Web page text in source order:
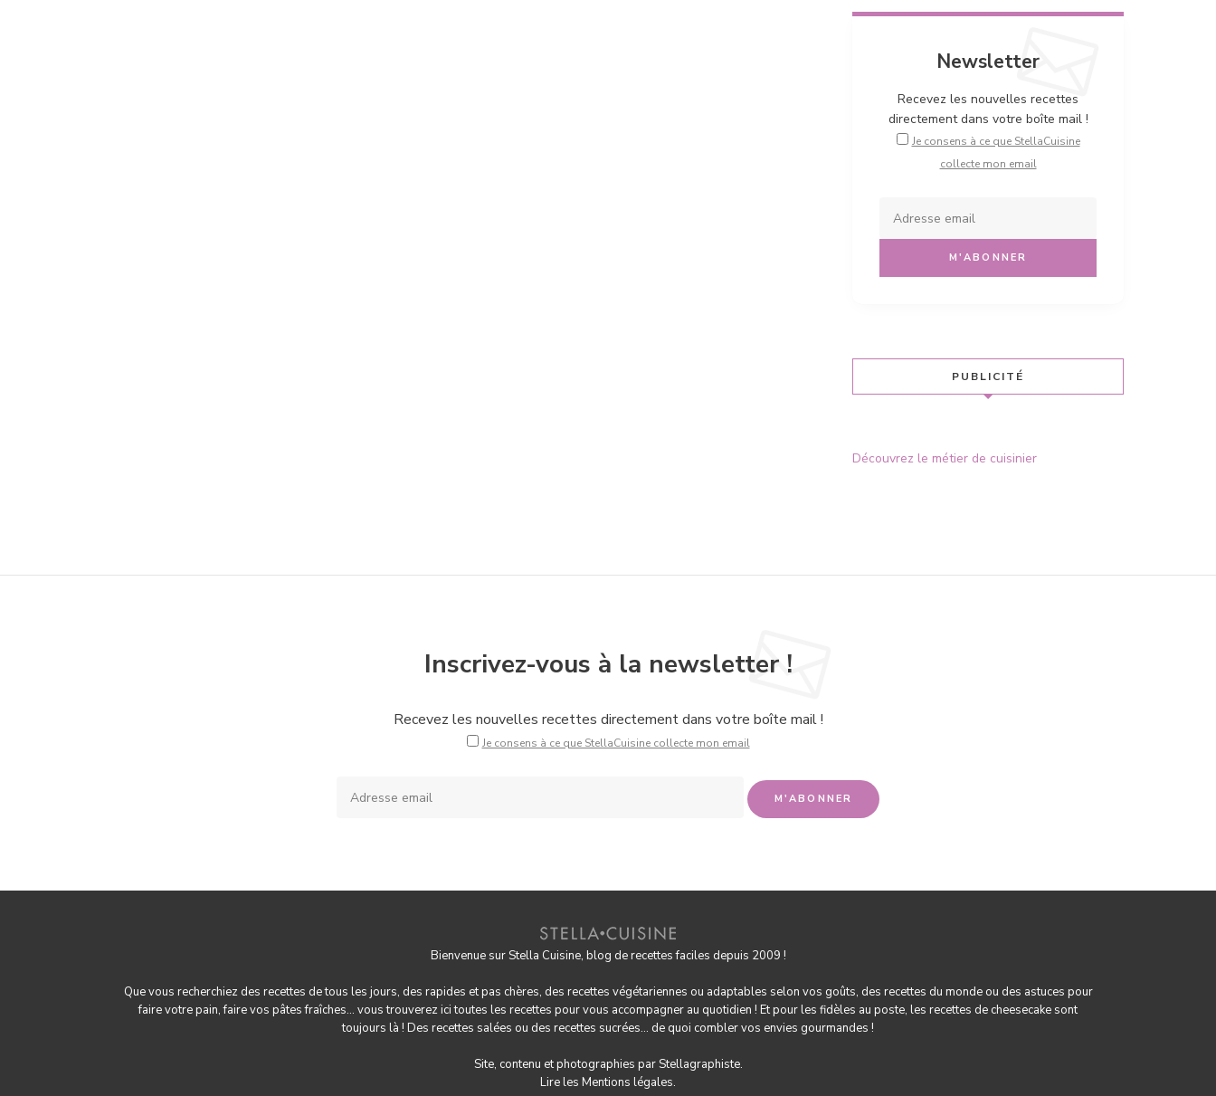
Newsletter
Recevez les nouvelles recettes
directement dans votre boîte mail !
Je consens à ce que StellaCuisine
collecte mon email
PUBLICITÉ
Découvrez le métier de cuisinier
Inscrivez-vous à la newsletter !
Recevez les nouvelles recettes directement dans votre boîte mail !
Je consens à ce que StellaCuisine collecte mon email
Bienvenue sur Stella Cuisine, blog de recettes faciles depuis 2009 !
Que vous recherchiez des recettes de tous les jours, des rapides et pas chères, des recettes végétariennes ou adaptables selon vos goûts, des recettes du mondeou des astuces pour
faire votre pain, fairevos pâtes fraîches... vous trouverez ici toutes les recettes pour vous accompagner au quotidien ! Et pour les fidèles au poste, les recettes de cheesecake sont
toujours là ! Des recettes salées ou des recettes sucrées... de quoi combler vos envies gourmandes !
Site, contenu et photographies parStellagraphiste.
Lire les Mentions légales.